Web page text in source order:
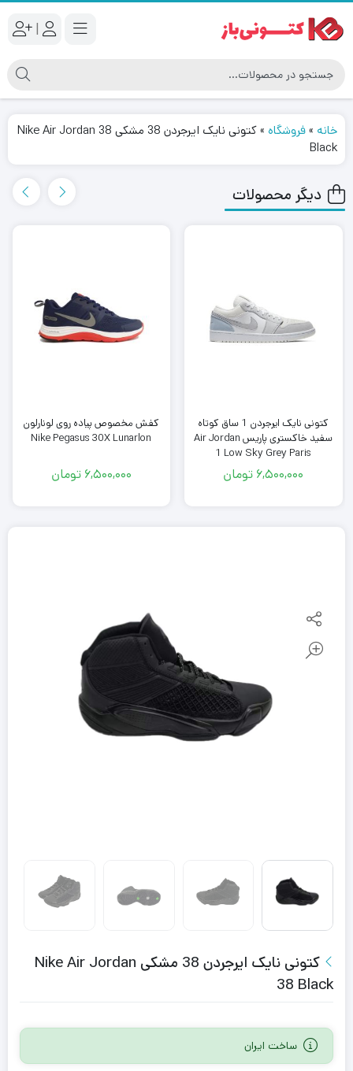
|
خانه »فروشگاه »
کتونی نایک ایرجردن 38 مشکی Nike Air Jordan 38
Black
دیگر محصولات
کتونی نایک ایرجردن 1 ساق کوتاه
سفید خاکستری پاریس Air Jordan
1 Low Sky Grey Paris
6,500,000 تومان
کفش مخصوص پیاده روی لونارلون
Nike Pegasus 30X Lunarlon
6,500,000 تومان
کتونی نایک ایرجردن 38 مشکی Nike Air Jordan
38 Black
ساخت ایران